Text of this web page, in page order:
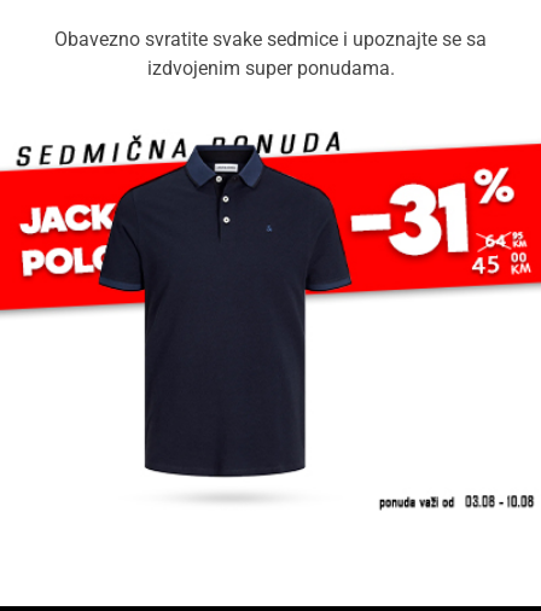
Obavezno svratite svake sedmice i upoznajte se sa
izdvojenim super ponudama.